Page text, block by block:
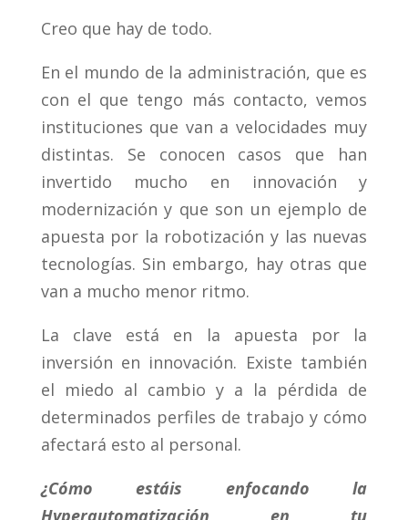
Creo que hay de todo.
En el mundo de la administración, que es
con el que tengo más contacto, vemos
instituciones que van a velocidades muy
distintas. Se conocen casos que han
invertido mucho en innovación y
modernización y que son un ejemplo de
apuesta por la robotización y las nuevas
tecnologías. Sin embargo, hay otras que
van a mucho menor ritmo.
La clave está en la apuesta por la
inversión en innovación. Existe también
el miedo al cambio y a la pérdida de
determinados perfiles de trabajo y cómo
afectará esto al personal.
¿Cómo estáis enfocando la